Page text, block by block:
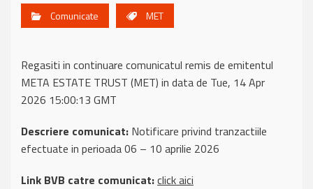
Comunicate MET
Regasiti in continuare comunicatul remis de emitentul
META ESTATE TRUST (MET) in data de Tue, 14 Apr
2026 15:00:13 GMT
Descriere comunicat: Notificare privind tranzactiile
efectuate in perioada 06 – 10 aprilie 2026
Link BVB catre comunicat:click aici